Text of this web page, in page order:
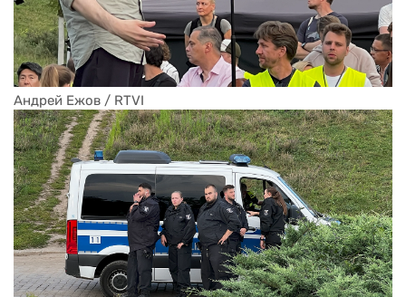
Андрей Ежов / RTVI